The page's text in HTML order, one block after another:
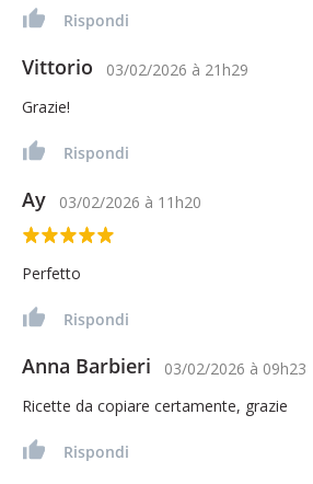
Rispondi
Vittorio 03/02/2026 à 21h29
Grazie!
Rispondi
Ay 03/02/2026 à 11h20
Perfetto
Rispondi
Anna Barbieri 03/02/2026 à 09h23
Ricette da copiare certamente, grazie
Rispondi